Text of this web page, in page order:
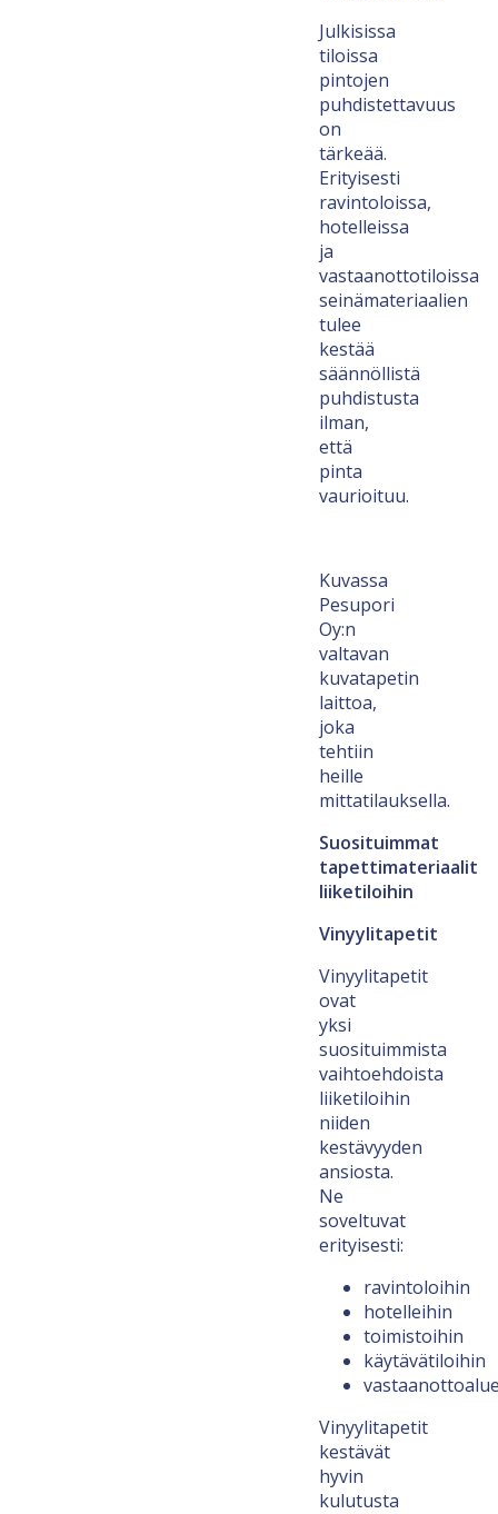
Julkisissa
tiloissa
pintojen
puhdistettavuus
on
tärkeää.
Erityisesti
ravintoloissa,
hotelleissa
ja
vastaanottotiloissa
seinämateriaalien
tulee
kestää
säännöllistä
puhdistusta
ilman,
että
pinta
vaurioituu.
Kuvassa
Pesupori
Oy:n
valtavan
kuvatapetin
laittoa,
joka
tehtiin
heille
mittatilauksella.
Suosituimmat
tapettimateriaalit
liiketiloihin
Vinyylitapetit
Vinyylitapetit
ovat
yksi
suosituimmista
vaihtoehdoista
liiketiloihin
niiden
kestävyyden
ansiosta.
Ne
soveltuvat
erityisesti:
ravintoloihin
hotelleihin
toimistoihin
käytävätiloihin
Vinyylitapetit
kestävät
hyvin
kulutusta